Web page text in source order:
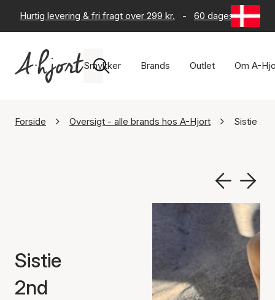
Hurtig levering & fri fragt over 299 kr. - 60 dages returret
Smykker Brands Outlet Om A-
Forside Oversigt - alle brands hos A-Hjort Sistie 2nd
Sistie
2nd